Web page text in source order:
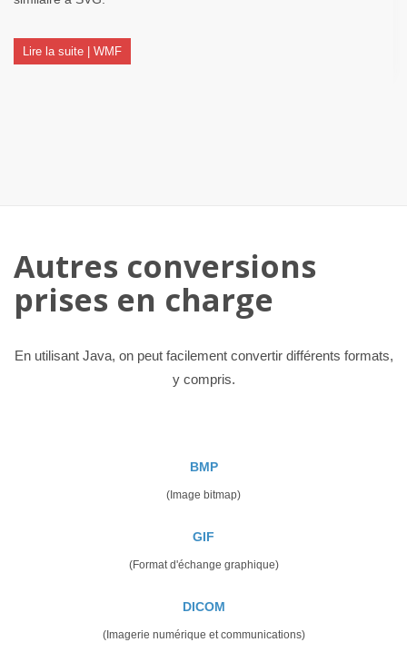
Lire la suite | WMF
Autres conversions
prises en charge
En utilisant Java, on peut facilement convertir différents formats,
y compris.
BMP
(Image bitmap)
GIF
(Format d'échange graphique)
DICOM
(Imagerie numérique et communications)